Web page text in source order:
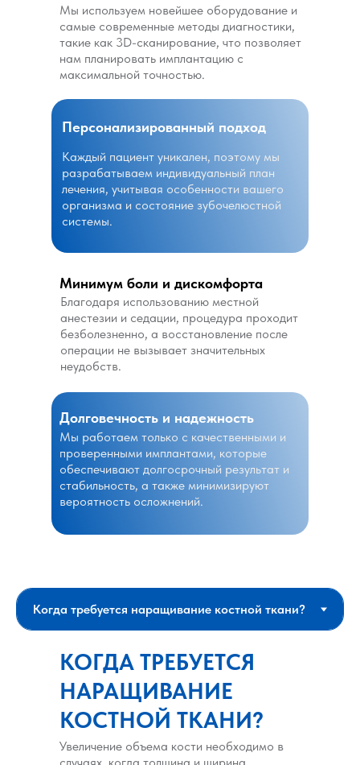
Персонализированный подход
Каждый пациент уникален, поэтому мы
разрабатываем индивидуальный план
лечения, учитывая особенности вашего
организма и состояние зубочелюстной
системы.
Мы используем новейшее оборудование и
самые современные методы диагностики,
такие как 3D-сканирование, что позволяет
нам планировать имплантацию с
максимальной точностью.
Минимум боли и дискомфорта
Благодаря использованию местной
анестезии и седации, процедура проходит
безболезненно, а восстановление после
операции не вызывает значительных
неудобств.
Долговечность и надежность
Мы работаем только с качественными и
проверенными имплантами, которые
обеспечивают долгосрочный результат и
стабильность, а также минимизируют
вероятность осложнений.
КОГДА ТРЕБУЕТСЯ
НАРАЩИВАНИЕ
КОСТНОЙ ТКАНИ?
Увеличение объема кости необходимо в